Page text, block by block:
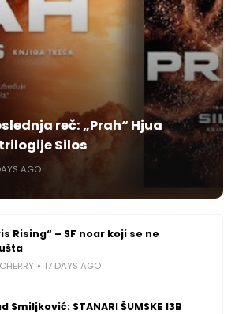
reč: „Prah“ Hjua
Silos
AGO
Rising“ – SF noar koji se ne
17 DAYS AGO
Smiljković: STANARI ŠUMSKE 13B